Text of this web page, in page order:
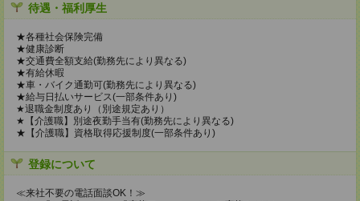
待遇・福利厚生
★各種社会保険完備
★健康診断
★交通費全額支給(勤務先により異なる)
★有給休暇
★車・バイク通勤可(勤務先により異なる)
★給与日払いサービス(一部条件あり)
★退職金制度あり（別途規定あり）
★【介護職】別途夜勤手当有(勤務先により異なる)
★【介護職】資格取得応援制度(一部条件あり)
登録について
≪来社不要の電話面談OK！≫